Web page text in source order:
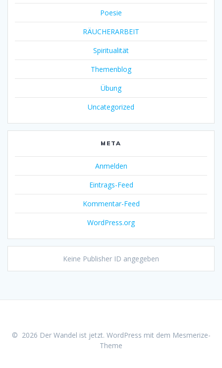
Poesie
RÄUCHERARBEIT
Spiritualität
Themenblog
Übung
Uncategorized
META
Anmelden
Eintrags-Feed
Kommentar-Feed
WordPress.org
Keine Publisher ID angegeben
© 2026 Der Wandel ist jetzt. WordPress mit dem Mesmerize-
Theme